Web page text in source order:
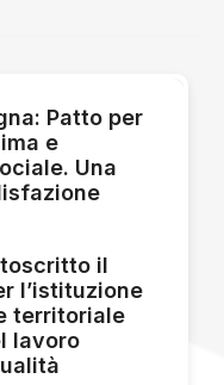
Patto per
e
Una
il
l’istituzione
territoriale
lavoro